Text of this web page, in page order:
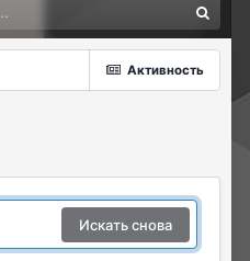
Активность
Искать снова